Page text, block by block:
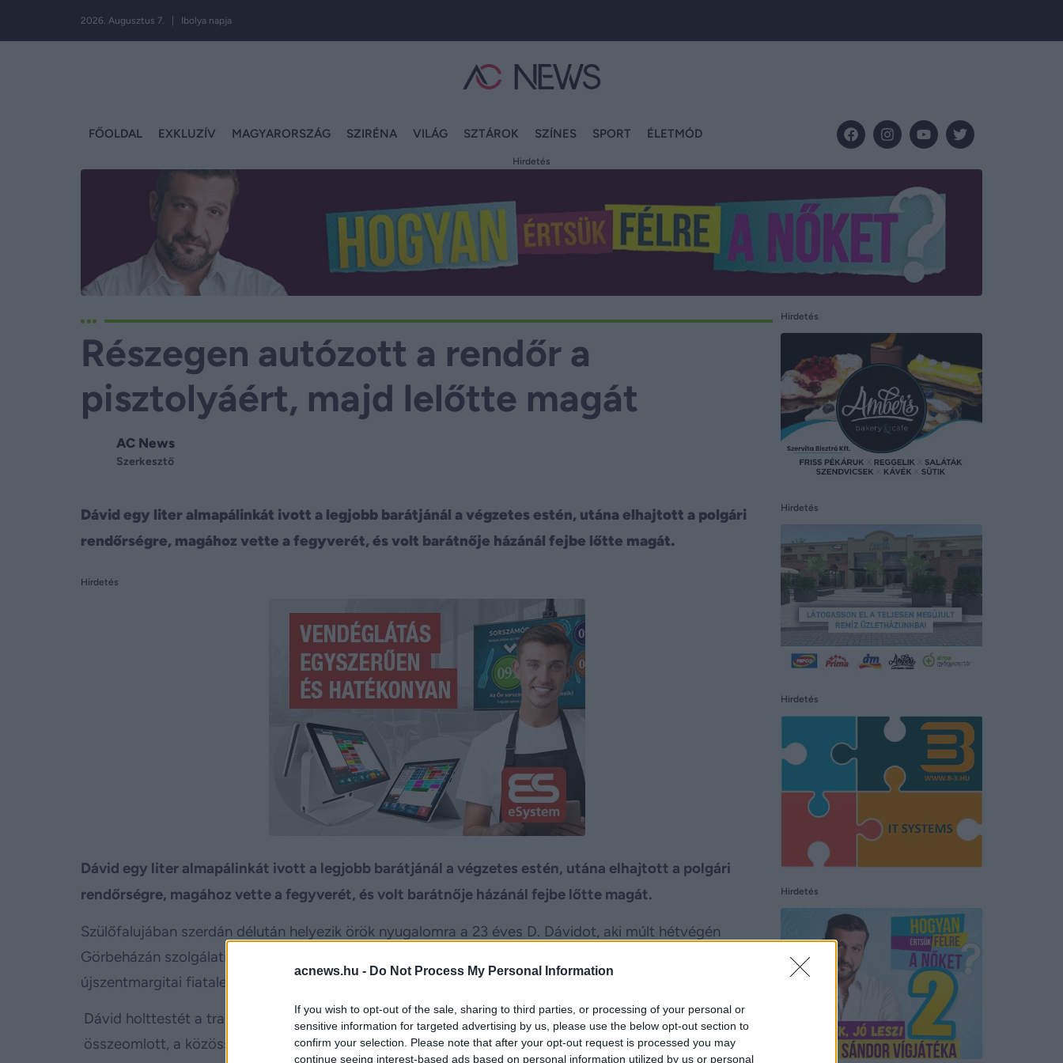
acnews.hu - Do Not Process My Personal Information
If you wish to opt-out of the sale, sharing to third parties, or processing of your personal or
sensitive information for targeted advertising by us, please use the below opt-out section to
confirm your selection. Please note that after your opt-out request is processed you may
continue seeing interest-based ads based on personal information utilized by us or personal
2026. Augusztus 7. | Ibolya napja
FŐOLDAL EXKLUZÍV MAGYARORSZÁG SZIRÉNA VILÁG SZTÁROK SZÍNES SPORT ÉLETMÓD
Hirdetés
Részegen autózott a rendőr a
pisztolyáért, majd lelőtte magát
AC News
Szerkesztő
Dávid egy liter almapálinkát ivott a legjobb barátjánál a végzetes estén, utána elhajtott a polgári
rendőrségre, magához vette a fegyverét, és volt barátnője házánál fejbe lőtte magát.
Hirdetés
Dávid egy liter almapálinkát ivott a legjobb barátjánál a végzetes estén, utána elhajtott a polgári
rendőrségre, magához vette a fegyverét, és volt barátnője házánál fejbe lőtte magát.
Szülőfalujában szerdán délután helyezik örök nyugalomra a 23 éves D. Dávidot, aki múlt hétvégén
Görbeházán szolgálati fegyverével a kocsijában agyonlőtte magát. Mint azt az
újszentmargitai fiatalember öngyilkosságának oka szerelmi bánat volt.
Dávid holttestét a tragédia után órákkal a volt barátnője édesanyja fedezte fel. Lánya a hírre
összeomlott, a közösségi oldaláról is törölte magát.
Hirdetés
Hirdetés
Hirdetés
Hirdetés